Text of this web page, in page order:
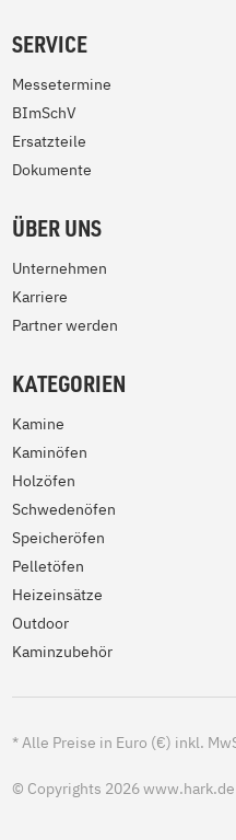
SERVICE
Messetermine
BImSchV
Ersatzteile
Dokumente
ÜBER UNS
Unternehmen
Karriere
Partner werden
KATEGORIEN
Kamine
Kaminöfen
Holzöfen
Schwedenöfen
Speicheröfen
Pelletöfen
Heizeinsätze
Outdoor
Kaminzubehör
*Alle Preise in Euro (€) inkl.
© Copyrights 2026 www.hark.de